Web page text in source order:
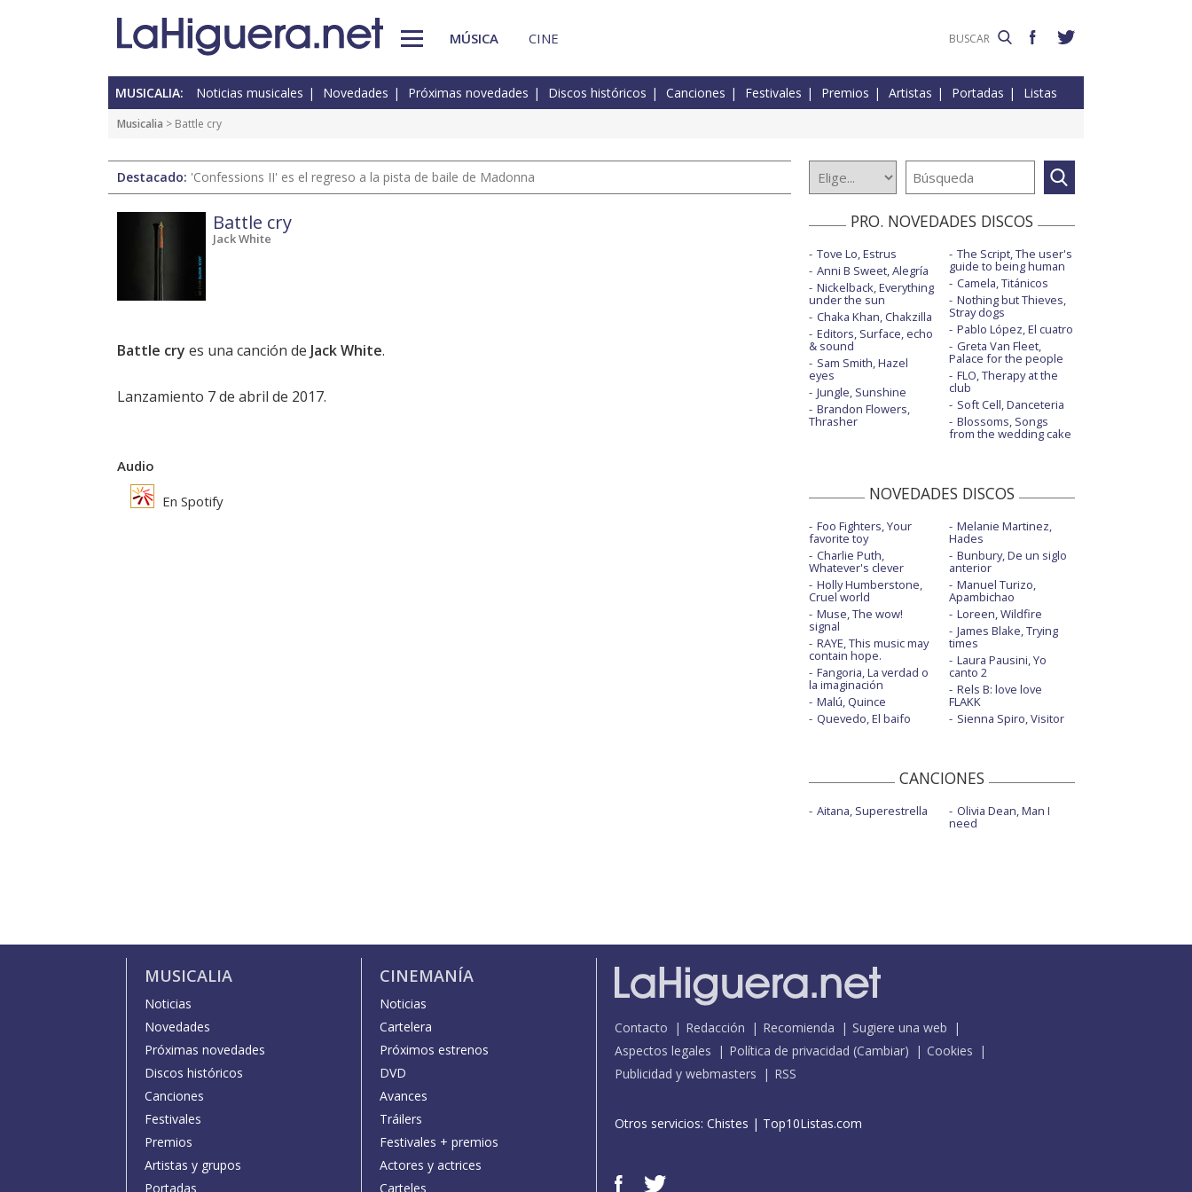
MÚSICA CINE
MUSICALIA: Noticias musicales Novedades Próximas novedades Discos históricos Canciones Festivales Premios Artistas Portadas Listas
Musicalia > Battle cry
Destacado: 'Confessions II' es el regreso a la pista de baile de Madonna
Battle cry
Jack White
Battle cry es una canción de Jack White.
Lanzamiento 7 de abril de 2017.
Audio
En Spotify
PRO. NOVEDADES DISCOS
Tove Lo, Estrus
Anni B Sweet, Alegría
Nickelback, Everything
under the sun
Chaka Khan, Chakzilla
Editors, Surface, echo
& sound
Sam Smith, Hazel
eyes
Jungle, Sunshine
Brandon Flowers,
Thrasher
The Script, The user's
guide to being human
Camela, Titánicos
Nothing but Thieves,
Stray dogs
Pablo López, El cuatro
Greta Van Fleet,
Palace for the people
FLO, Therapy at the
club
Soft Cell, Danceteria
Blossoms, Songs
from the wedding cake
NOVEDADES DISCOS
Foo Fighters, Your
favorite toy
Charlie Puth,
Whatever's clever
Holly Humberstone,
Cruel world
Muse, The wow!
signal
RAYE, This music may
contain hope.
Fangoria, La verdad o
la imaginación
Malú, Quince
Quevedo, El baifo
Melanie Martinez,
Hades
Bunbury, De un siglo
anterior
Manuel Turizo,
Apambichao
Loreen, Wildfire
James Blake, Trying
times
Laura Pausini, Yo
canto 2
Rels B: love love
FLAKK
Sienna Spiro, Visitor
CANCIONES
Aitana, Superestrella Olivia Dean, Man I
need
MUSICALIA
Noticias
Novedades
Próximas novedades
Discos históricos
Canciones
Festivales
Premios
Artistas y grupos
Portadas
CINEMANÍA
Noticias
Cartelera
Próximos estrenos
DVD
Avances
Tráilers
Festivales + premios
Actores y actrices
Carteles
Contacto Redacción Recomienda
Sugiere una web
Aspectos legales
Política de privacidad (Cambiar)
Cookies
Publicidad y webmasters
RSS
Otros servicios: Chistes | Top10Listas.com